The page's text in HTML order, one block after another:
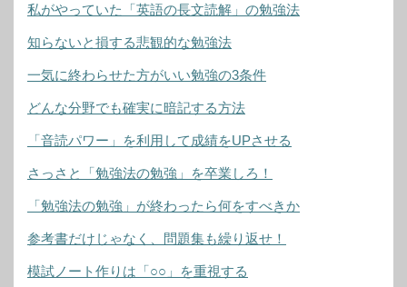
私がやっていた「英語の長文読解」の勉強法
知らないと損する悲観的な勉強法
一気に終わらせた方がいい勉強の3条件
どんな分野でも確実に暗記する方法
「音読パワー」を利用して成績をUPさせる
さっさと「勉強法の勉強」を卒業しろ！
「勉強法の勉強」が終わったら何をすべきか
参考書だけじゃなく、問題集も繰り返せ！
模試ノート作りは「○○」を重視する